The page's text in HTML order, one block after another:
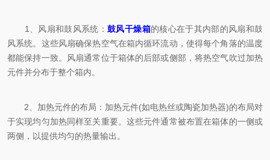
1、风扇和鼓风系统：鼓风干燥箱的核心在于其内部的风扇和鼓
风系统。这些风扇确保热空气在箱内循环流动，使得每个角落的温度
都能保持一致。风扇通常位于箱体的后部或侧部，将热空气吹过加热
元件并分布于整个箱内。
2、加热元件的布局：加热元件(如电热丝或陶瓷加热器)的布局对
于实现均匀加热同样至关重要。这些元件通常被布置在箱体的一侧或
两侧，以提供均匀的热量输出。